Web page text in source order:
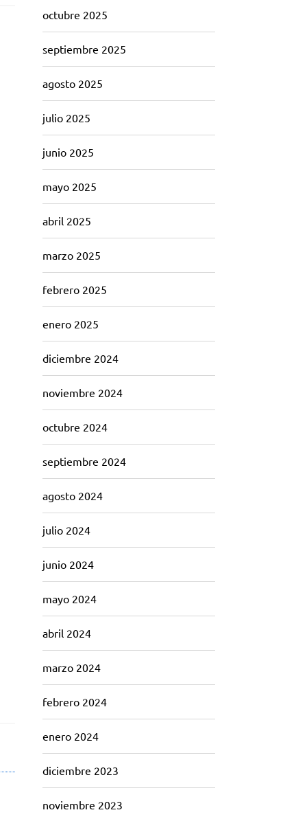
octubre 2025
septiembre 2025
agosto 2025
julio 2025
junio 2025
mayo 2025
abril 2025
marzo 2025
febrero 2025
enero 2025
diciembre 2024
noviembre 2024
octubre 2024
septiembre 2024
agosto 2024
julio 2024
junio 2024
mayo 2024
abril 2024
marzo 2024
febrero 2024
enero 2024
diciembre 2023
noviembre 2023